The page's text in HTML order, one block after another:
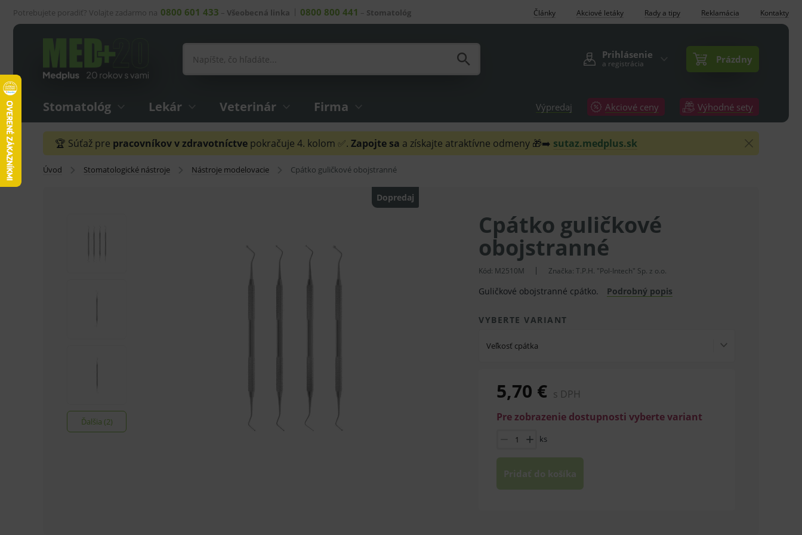
Potrebujete poradiť? Volajte zadarmo na 0800 601 433 – Všeobecná linka 0800 800 441 – Stomatológ Články Akciové letáky Rady a tipy Reklamácia Kontakty
Prihlásenie
a registrácia Prázdny
Stomatológ Lekár Veterinár Firma Výpredaj Akciové ceny Výhodné sety
🏆 Súťaž pre pracovníkov v zdravotníctve pokračuje 4. kolom ✅. Zapojte sa a získajte atraktívne odmeny 🎁➡️ sutaz.medplus.sk
Úvod Stomatologické nástroje Nástroje modelovacie Cpátko guličkové obojstranné
Ďalšia (2)
Dopredaj
Cpátko guličkové
obojstranné
Kód: M2510M Značka: T.P.H. "Pol-Intech" Sp. z o.o.
Guličkové obojstranné cpátko. Podrobný popis
VYBERTE VARIANT
Veľkosť cpátka
5,70 € s DPH
Pre zobrazenie dostupnosti vyberte variant
ks
Pridať do košíka